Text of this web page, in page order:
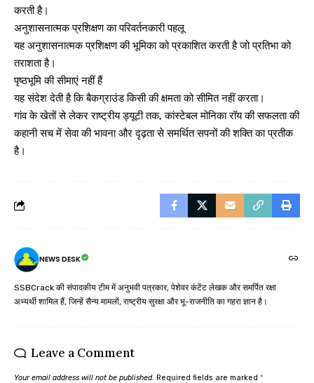
करती है।
अनुशासनात्मक प्रशिक्षण का परिवर्तनकारी पहलू
यह अनुशासनात्मक प्रशिक्षण की भूमिका को प्रकाशित करती है जो प्रतिभा को
तराशता है।
पृष्ठभूमि की सीमाएं नहीं हैं
यह संदेश देती है कि बैकग्राउंड किसी की क्षमता को सीमित नहीं करता।
गांव के खेतों से लेकर राष्ट्रीय ड्यूटी तक, कांस्टेबल मोनिका रॉय की सफलता की
कहानी सच में सेवा की भावना और दृढ़ता से समर्थित सपनों की शक्ति का प्रतीक
है।
NEWS DESK
SSBCrack की संपादकीय टीम में अनुभवी पत्रकार, पेशेवर कंटेंट लेखक और समर्पित रक्षा
अभ्यर्थी शामिल हैं, जिन्हें सैन्य मामलों, राष्ट्रीय सुरक्षा और भू-राजनीति का गहरा ज्ञान है।
Leave a Comment
Your email address will not be published. Required fields are marked *